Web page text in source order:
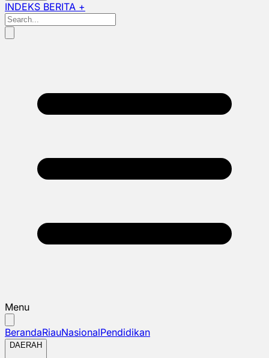
INDEKS BERITA +
Menu
BerandaRiauNasionalPendidikan
DAERAH